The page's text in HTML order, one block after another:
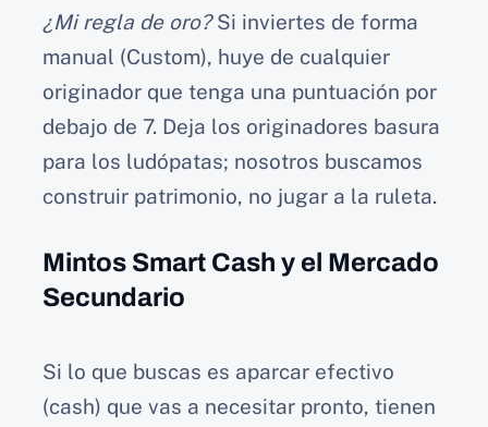
¿Mi regla de oro?Si inviertes de forma
manual (Custom), huye de cualquier
originador que tenga una puntuación por
debajo de 7. Deja los originadores basura
para los ludópatas; nosotros buscamos
construir patrimonio, no jugar a la ruleta.
Mintos Smart Cash y el Mercado
Secundario
Si lo que buscas es aparcar efectivo
(cash) que vas a necesitar pronto, tienen